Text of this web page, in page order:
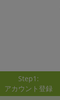
Step1:
アカウント登録